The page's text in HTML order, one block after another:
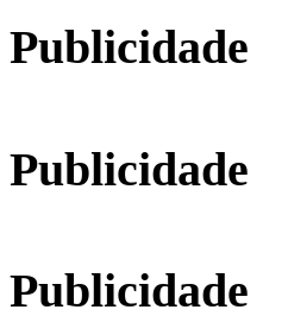
Publicidade
Publicidade
Publicidade